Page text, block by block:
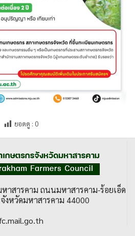
ยอดดู : 0
าสารคาม ถนนมหาสารคาม-ร้อยเอ็ด
งหวัดมหาสารคาม 44000